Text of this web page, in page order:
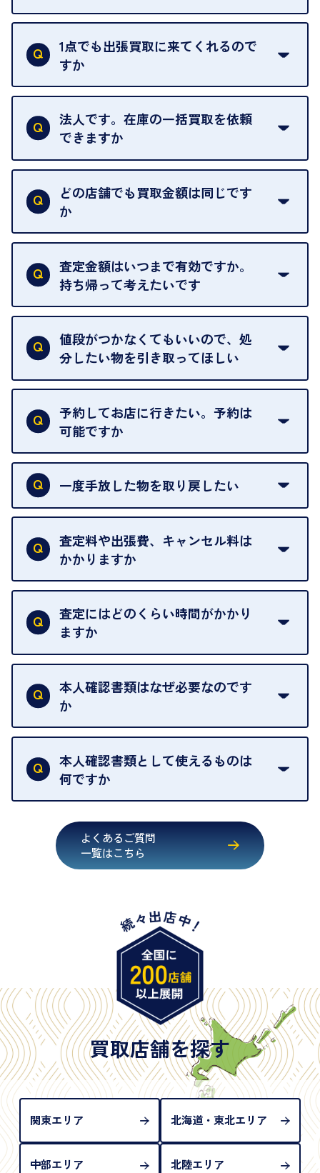
ご訪問可能時間は、10時から19時です。
ただし、お品物の種類や量によっては対応させてい
ただくことがあります。
1点でも出張買取に来てくれるので
すか
はい。1点でもお伺いします。
法人です。在庫の一括買取を依頼
できますか
はい。喜んで承ります。出張買取をご利用くださ
い。
ご指定の場所にお伺いします。
どの店舗でも買取金額は同じです
か
はい。全店舗一律です。
ただし、中古市場は日々変動するため、査定した日
によって査定額が変わることはございます。
査定金額はいつまで有効ですか。
持ち帰って考えたいです
査定額は当日限り有効です。
中古市場が日々変動するため、翌日には査定額が変
わることがございます。
値段がつかなくてもいいので、処
分したい物を引き取ってほしい
再販不可能な物は、場合によってはお断りすること
がございます。ご了承ください。
予約してお店に行きたい。予約は
可能ですか
申し訳ありませんが、現在はご来店の予約は承って
おりません。
を整えておりますので、お好きな時にお越しくださ
い。
お急ぎの場合はスタッフに一言お声がけください。
可能な限り、迅速に対応させていただきます。
一度手放した物を取り戻したい
当店は質店ではありませんので、買い取ったお品物
は基本的に販売へと回されます。買い戻しはできま
せんので、ご了承ください。
グオフが可能です。
契約破棄という形で、お品物をお戻しすることがで
きます。
売却当日を含む8日間のうちに、お気軽にお申し出
出張買取のお品物は、8日間保管しております。
査定料や出張費、キャンセル料は
かかりますか
一切いただいておりません。査定金額にご納得いた
だけない場合は、その場でお断りいただいても問題
ございません。お気軽にご相談ください。
査定にはどのくらい時間がかかり
ますか
お品物の内容や点数によって異なりますが、店頭買
取の場合は1点あたり数分程度が目安です。大量の
お品物の場合は、お時間をいただくことがございま
本人確認書類はなぜ必要なのです
か
買取店は古物営業法により、お客様のご本人確認を
行うことが義務付けられています。安心してお取引
いただくためにも、ご協力をお願いいたします。
本人確認書類として使えるものは
何ですか
・健康保険証確認書
・マイナンバーカード
・在留カード
・旧パスポート
※原則として「公的機関が発行し、氏名、住所、生
年月日が記載されているもの
※日本国政府発行のもの
※2020年2月4日以降に申請された新型パスポートに
は「所持人記入欄（住所記載欄）」が存在しないた
め、単体では古物営業法上の本人確認書類として認
められない（住所確認ができないため）。補助書類
が必要となります
よくあるご質問
一覧はこちら
買取店舗を探す
関東エリア 北海道・東北エリア
中部エリア 北陸エリア